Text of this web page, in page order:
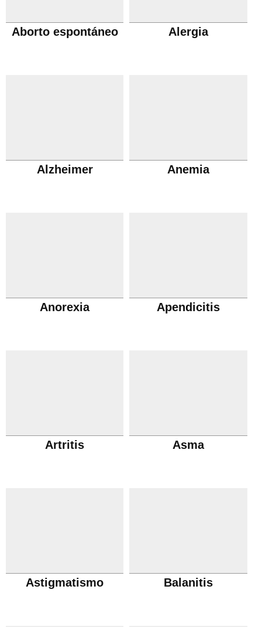
Aborto espontáneo Alergia
Alzheimer Anemia
Anorexia Apendicitis
Artritis Asma
Astigmatismo Balanitis